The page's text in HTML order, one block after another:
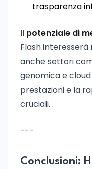
trasparenza
Il potenziale di
Flash interesserà
anche settori
genomica e
prestazioni e la
cruciali.
---
Conclusioni: